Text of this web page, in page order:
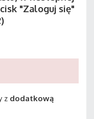
"Zaloguj się"
z dodatkową